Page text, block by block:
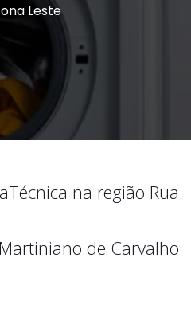
Leste
Técnica na região Rua
Martiniano de Carvalho